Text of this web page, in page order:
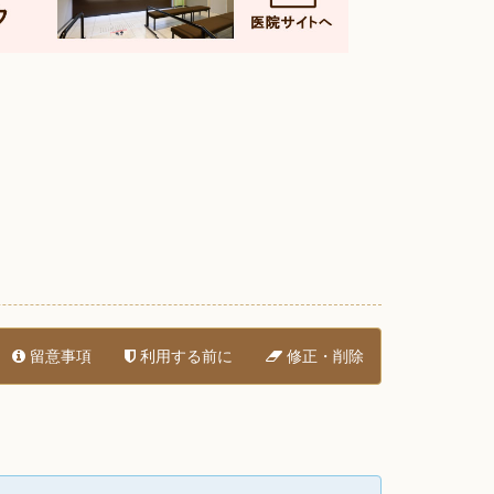
留意事項 利用する前に 修正・削除